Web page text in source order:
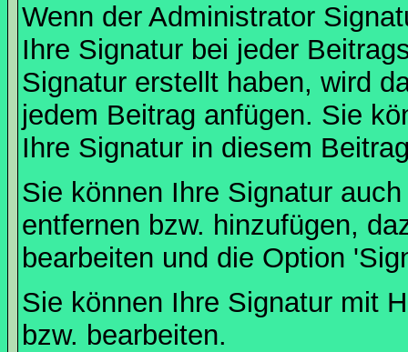
Wenn der Administrator
Ihre Signatur bei jeder
Signatur erstellt haben, wird
jedem Beitrag anfügen. Sie
Ihre Signatur in diesem
Sie können Ihre Signatur
entfernen bzw. hinzufügen,
bearbeiten und die Option
Sie können Ihre Signatur mit
bzw. bearbeiten.